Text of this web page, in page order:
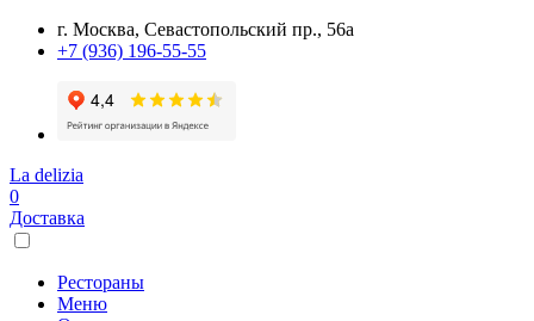
г. Москва, Севастопольский пр., 56а
+7 (936) 196-55-55
La delizia
0
Доставка
Рестораны
Меню